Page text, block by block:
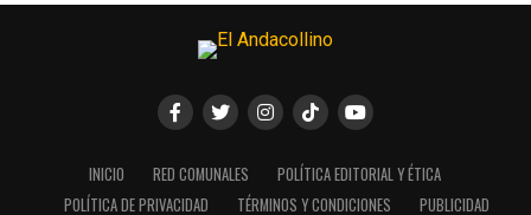
INICIO RED COMUNALES
POLÍTICA EDITORIAL Y ÉTICA
POLÍTICA DE PRIVACIDAD
TÉRMINOS Y CONDICIONES PUBLICIDAD